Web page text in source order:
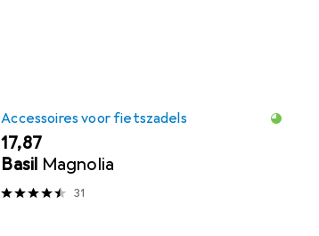
Accessoires voor fietszadels
EUR
17,87
Basil Magnolia
31